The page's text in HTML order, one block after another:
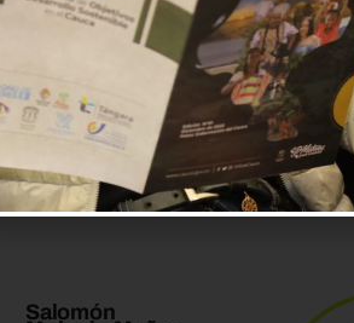
Carmen Yaneth
Coordinadora Plan
Estadístico Territorial
– PET
Salomón